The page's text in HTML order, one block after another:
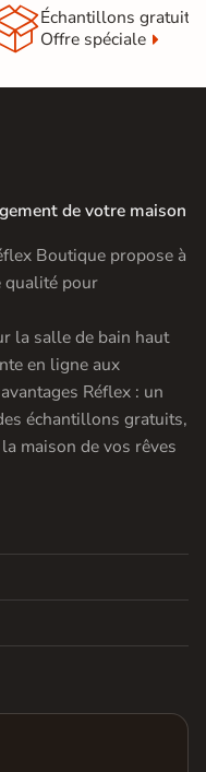
| Carrelage Gris
/ extérieur
Échantillons gratuit
Offre spéciale
de votre maison
Boutique propose à
qualité pour
la salle de bain haut
en ligne aux
Réflex : un
échantillons gratuits,
maison de vos rêves